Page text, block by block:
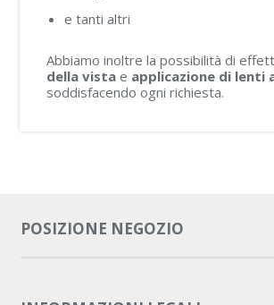
e tanti altri
Abbiamo inoltre la possibilità di
della vista e applicazione di lenti
soddisfacendo ogni richiesta.
POSIZIONE NEGOZIO